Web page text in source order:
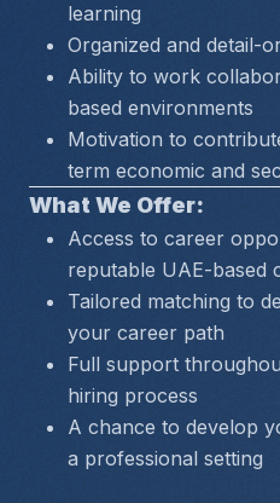
learning
Organized and detail-
Ability to work
based environments
Motivation to
term economic and
What We Offer:
Access to career
reputable UAE-based
Tailored matching to
your career path
Full support
hiring process
A chance to develop
a professional setting